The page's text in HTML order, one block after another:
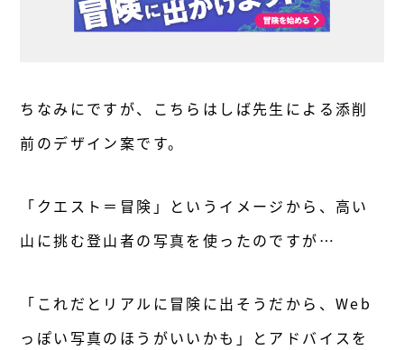
ちなみにですが、こちらはしば先生による添削
前のデザイン案です。
「クエスト＝冒険」というイメージから、高い
山に挑む登山者の写真を使ったのですが…
「これだとリアルに冒険に出そうだから、Web
っぽい写真のほうがいいかも」とアドバイスを